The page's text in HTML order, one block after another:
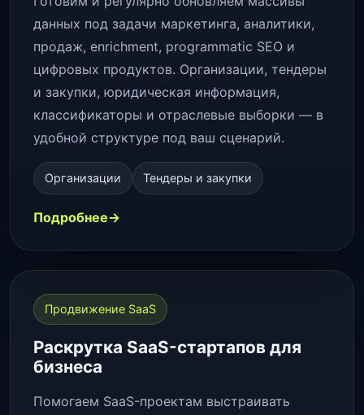
данных под задачи маркетинга, аналитики,
продаж, enrichment, programmatic SEO и
цифровых продуктов. Организации, тендеры
и закупки, юридическая информация,
классификаторы и отраслевые выборки — в
удобной структуре под ваш сценарий.
Организации Тендеры и закупки
Подробнее
Продвижение SaaS
Раскрутка SaaS-стартапов для
бизнеса
Помогаем SaaS-проектам выстраивать